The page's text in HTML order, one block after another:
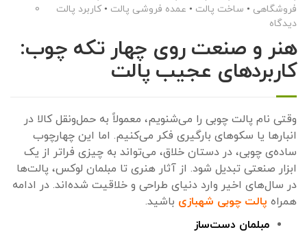
فروشگاهی • ساخت پالت • عمده فروشی پالت •کاربرد پالت
0
دیدگاه
هنر و صنعت روی چهار تکه چوب:
کاربردهای عجیب پالت
وقتی نام پالت چوبی را می‌شنویم، معمولاً به حمل‌ونقل کالا در
انبارها یا سکوهای بارگیری فکر می‌کنیم. اما این چهارچوب
ساده‌ی چوبی، در دستان خلاق، می‌تواند به چیزی فراتر از یک
ابزار صنعتی تبدیل شود. از آثار هنری تا مبلمان لوکس، پالت‌ها
در سال‌های اخیر وارد دنیای طراحی و خلاقیت شده‌اند. در ادامه
همراه پالت چوبی شهبازی باشید.
مبلمان دست‌ساز